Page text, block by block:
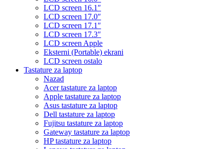
LCD screen 16.1″
LCD screen 17.0″
LCD screen 17.1″
LCD screen 17.3″
LCD screen Apple
Eksterni (Portable) ekrani
LCD screen ostalo
Tastature za laptop
Nazad
Acer tastature za laptop
Apple tastature za laptop
Asus tastature za laptop
Dell tastature za laptop
Fujitsu tastature za laptop
Gateway tastature za laptop
HP tastature za laptop